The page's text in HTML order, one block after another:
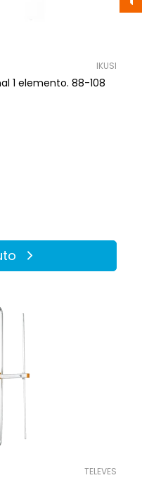
IKUSI
1 elemento. 88-108
TELEVES